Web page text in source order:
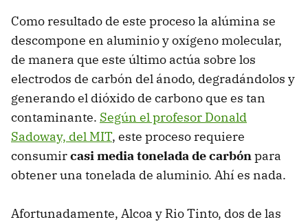
Como resultado de este proceso la alúmina se
descompone en aluminio y oxígeno molecular,
de manera que este último actúa sobre los
electrodos de carbón del ánodo, degradándolos y
generando el dióxido de carbono que es tan
contaminante. Según el profesor Donald
Sadoway, del MIT, este proceso requiere
consumircasi media tonelada de carbónpara
obtener una tonelada de aluminio. Ahí es nada.
Afortunadamente, Alcoa y Rio Tinto, dos de las